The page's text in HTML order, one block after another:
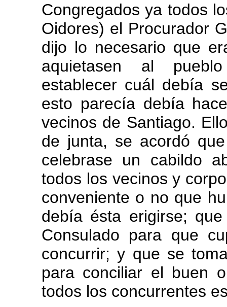
Congregados ya todos
Oidores) el Procurador
dijo lo necesario que
aquietasen al
establecer cuál debía
esto parecía debía
vecinos de Santiago.
de junta, se acordó
celebrase un cabildo
todos los vecinos y
conveniente o no que
debía ésta erigirse;
Consulado para que
concurrir; y que se
para conciliar el buen
todos los concurrentes